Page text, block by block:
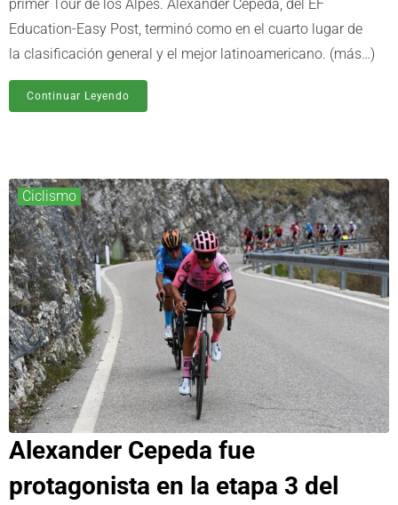
primer Tour de los Alpes. Alexander Cepeda, del EF
Education-Easy Post, terminó como en el cuarto lugar de
la clasificación general y el mejor latinoamericano. (más…)
Continuar Leyendo
Ciclismo
Alexander Cepeda fue
protagonista en la etapa 3 del